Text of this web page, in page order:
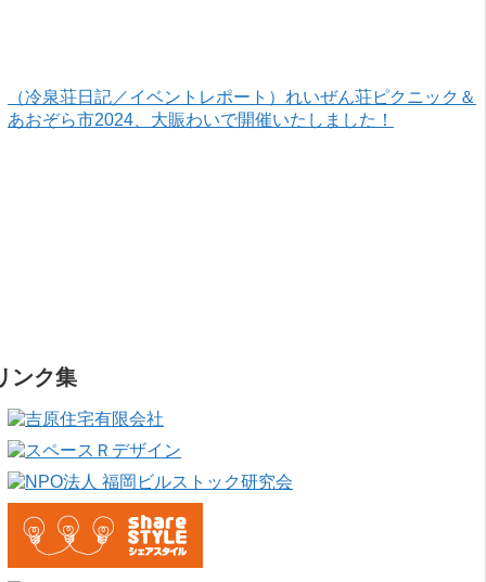
（冷泉荘日記／イベントレポート）れいぜん荘ピクニック＆
あおぞら市2024、大賑わいで開催いたしました！
ンク集